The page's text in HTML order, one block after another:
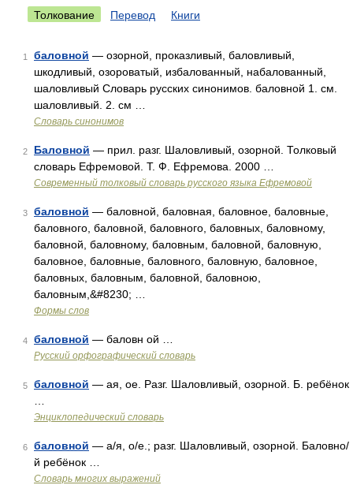
Толкование Перевод Книги
1 баловной — озорной, проказливый, баловливый,
шкодливый, озороватый, избалованный, набалованный,
шаловливый Словарь русских синонимов. баловной 1. см.
шаловливый. 2. см …
Словарь синонимов
2 Баловной — прил. разг. Шаловливый, озорной. Толковый
словарь Ефремовой. Т. Ф. Ефремова. 2000 …
Современный толковый словарь русского языка Ефремовой
3 баловной — баловной, баловная, баловное, баловные,
баловного, баловной, баловного, баловных, баловному,
баловной, баловному, баловным, баловной, баловную,
баловное, баловные, баловного, баловную, баловное,
баловных, баловным, баловной, баловною,
баловным,&#8230; …
Формы слов
4 баловной — баловн ой …
Русский орфографический словарь
5 баловной — ая, ое. Разг. Шаловливый, озорной. Б. ребёнок
Энциклопедический словарь
6 баловной — а/я, о/е.; разг. Шаловливый, озорной. Баловно/
й ребёнок …
Словарь многих выражений